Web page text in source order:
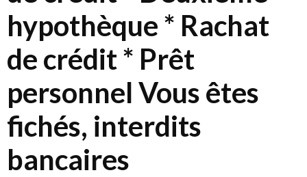
hypothèque * Rachat
de crédit * Prêt
personnel Vous êtes
fichés, interdits
bancaires